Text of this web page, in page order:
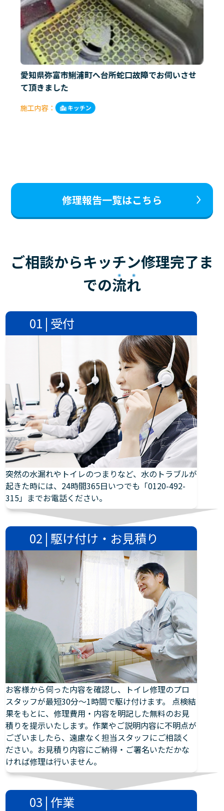
愛知県弥富市鯏浦町へ台所蛇口故障でお伺いさせ
て頂きました
施工内容： キッチン
修理報告一覧はこちら
ご相談からキッチン修理完了ま
での流れ
01 | 受付
突然の水漏れやトイレのつまりなど、水のトラブルが
起きた時には、24時間365日いつでも「0120-492-
315」までお電話ください。
02 | 駆け付け・お見積り
お客様から伺った内容を確認し、トイレ修理のプロ
スタッフが最短30分～1時間で駆け付けます。 点検結
果をもとに、修理費用・内容を明記した無料のお見
積りを提示いたします。作業やご説明内容に不明点が
ございましたら、遠慮なく担当スタッフにご相談く
ださい。お見積り内容にご納得・ご署名いただかな
ければ修理は行いません。
03 | 作業